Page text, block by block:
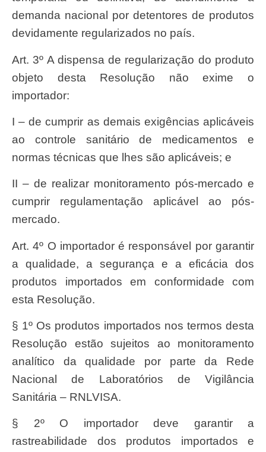
demanda nacional por detentores de produtos
devidamente regularizados no país.
Art. 3º A dispensa de regularização do produto
objeto desta Resolução não exime o
importador:
I – de cumprir as demais exigências aplicáveis
ao controle sanitário de medicamentos e
normas técnicas que lhes são aplicáveis; e
II – de realizar monitoramento pós-mercado e
cumprir regulamentação aplicável ao pós-
mercado.
Art. 4º O importador é responsável por garantir
a qualidade, a segurança e a eficácia dos
produtos importados em conformidade com
esta Resolução.
§ 1º Os produtos importados nos termos desta
Resolução estão sujeitos ao monitoramento
analítico da qualidade por parte da Rede
Nacional de Laboratórios de Vigilância
Sanitária – RNLVISA.
§ 2º O importador deve garantir a
rastreabilidade dos produtos importados e